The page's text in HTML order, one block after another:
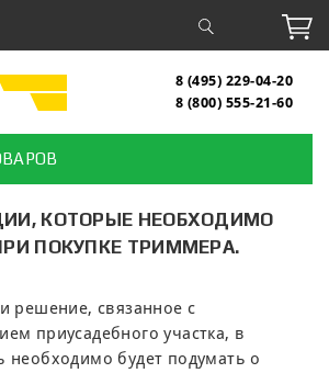
8 (495) 229-04-20
8 (800) 555-21-60
КОТОРЫЕ НЕОБХОДИМО
ПОКУПКЕ ТРИММЕРА.
решение, связанное с
приусадебного участка, в
необходимо будет подумать о